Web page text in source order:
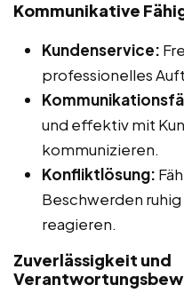
Kommunikative
Kundenservice:
professionelles
und effektiv mit
kommunizieren.
Konfliktlösung:
Beschwerden
reagieren.
Zuverlässigkeit und